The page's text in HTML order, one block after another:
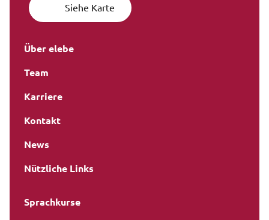
Siehe Karte
Über elebe
Team
Karriere
Kontakt
News
Nützliche Links
Sprachkurse